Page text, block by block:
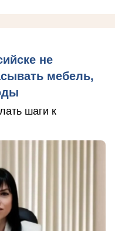
не
мебель,
шаги к